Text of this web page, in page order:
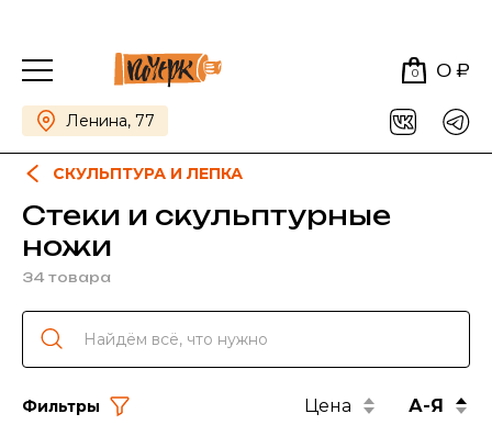
0 0 ₽
Ленина, 77
СКУЛЬПТУРА И ЛЕПКА
Стеки и скульптурные
ножи
34 товара
Фильтры Цена А-Я